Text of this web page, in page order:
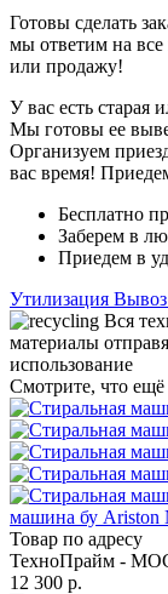
Готовы сделать
мы ответим на
или продажу!
У вас есть старая
Мы готовы ее
Организуем
вас время!
Бесплатно
Заберем в
Приедем в
Утилизация Вывоз
Вся
материалы
использование
Смотрите, что ещё
машина бу Ariston
Товар по адресу
ТехноПрайм -
12 300 р.